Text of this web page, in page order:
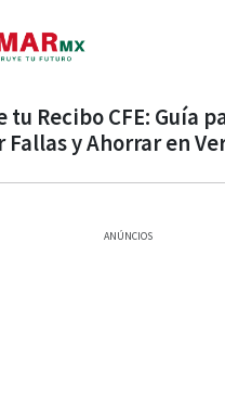
tu Recibo CFE: Guía
Fallas y Ahorrar en
ANÚNCIOS